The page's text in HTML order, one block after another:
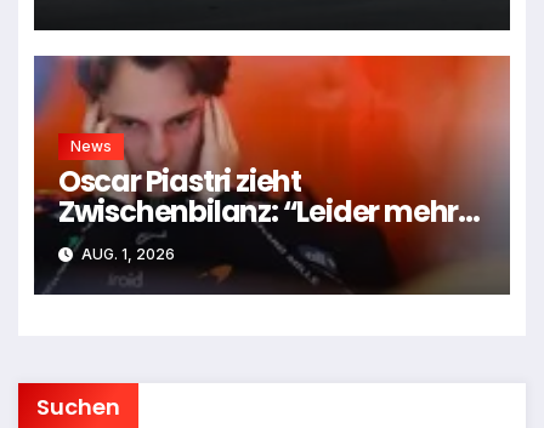
News
Oscar Piastri zieht
Zwischenbilanz: “Leider mehr
Tiefen als Höhen”
AUG. 1, 2026
Suchen